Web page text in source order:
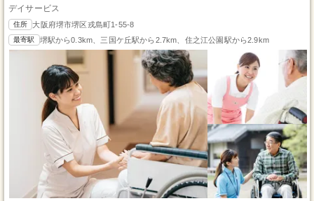
デイサービス
住所 大阪府堺市堺区戎島町1-55-8
最寄駅 堺駅から0.3km、三国ケ丘駅から2.7km、住之江公園駅から2.9km